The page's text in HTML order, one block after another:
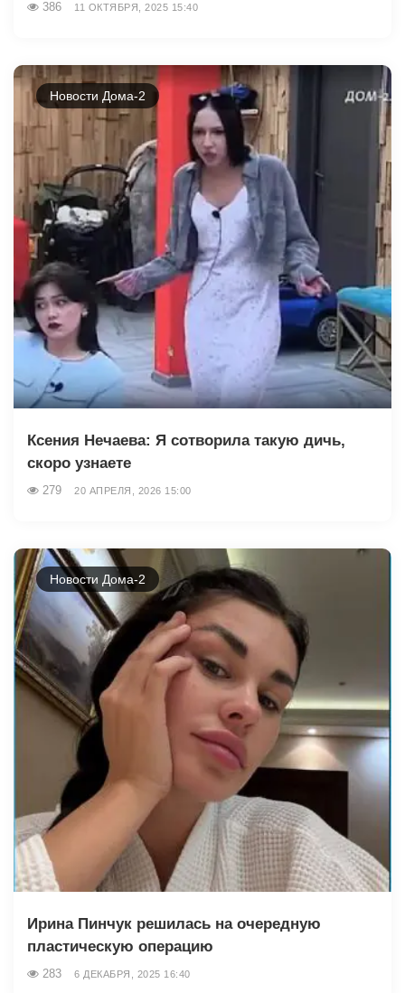
386 11 ОКТЯБРЯ, 2025 15:40
Новости Дома-2
Ксения Нечаева: Я сотворила такую дичь,
скоро узнаете
279 20 АПРЕЛЯ, 2026 15:00
Новости Дома-2
Ирина Пинчук решилась на очередную
пластическую операцию
283 6 ДЕКАБРЯ, 2025 16:40